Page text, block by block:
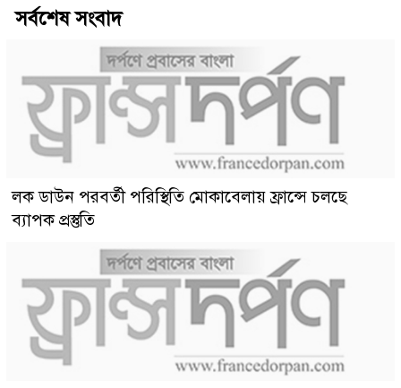
সর্বশেষ সংবাদ
লক ডাউন পরবর্তী পরিস্থিতি মোকাবেলায় ফ্রান্সে চলছে
ব্যাপক প্রস্তুতি